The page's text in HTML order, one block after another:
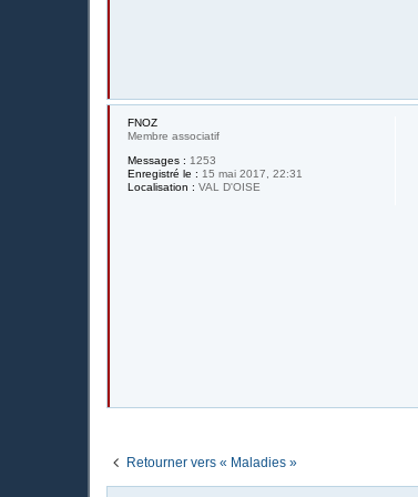
FNOZ
Membre associatif
Messages : 1253
Enregistré le : 15 mai 2017, 22:31
Localisation : VAL D'OISE
Retourner vers « Maladies »